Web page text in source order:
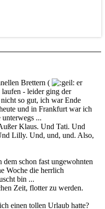
Brettern (
er
- leider ging der
so gut, ich war Ende
und in Frankfurt war ich
unterwegs ...
Klaus. Und Tati. Und
Lilly. Und, und, und. Also,
schon fast ungewohnten
Woche die herrlich
bin ...
Zeit, flotter zu werden.
einen tollen Urlaub hatte?